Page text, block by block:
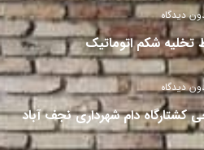
دیدگاه
تخلیه شکم اتوماتیک
دیدگاه
کشتارگاه دام شهرداری نجف آباد